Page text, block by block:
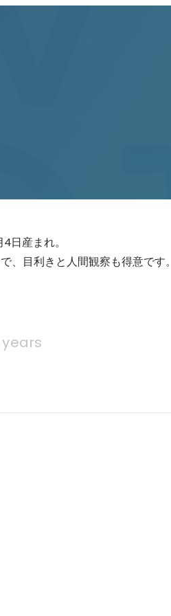
日産まれ。
、目利きと人間観察も得意です。
years